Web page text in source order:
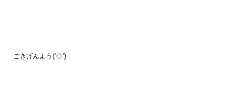
ごきげんよう(‘◇’)ゞ